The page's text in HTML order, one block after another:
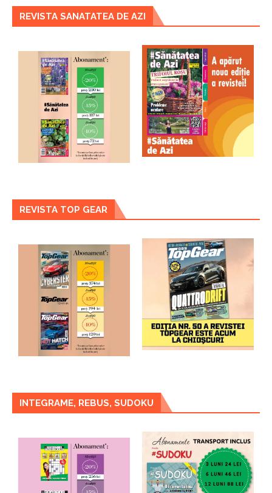
REVISTA SANATATEA DE AZI
REVISTA TOP GEAR
INTEGRAME, REBUS, SUDOKU